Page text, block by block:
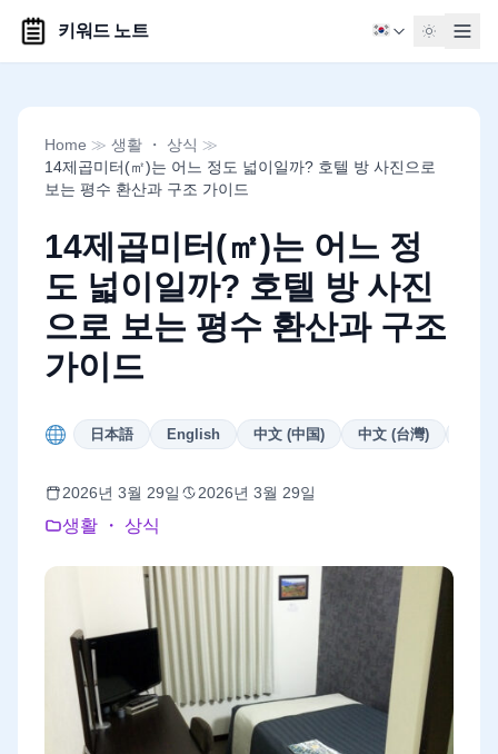
키워드 노트
Home ≫ 생활 ・ 상식 ≫
14제곱미터(㎡)는 어느 정도 넓이일까? 호텔 방 사진으로
보는 평수 환산과 구조 가이드
14제곱미터(㎡)는 어느 정
도 넓이일까? 호텔 방 사진
으로 보는 평수 환산과 구조
가이드
日本語 English 中文 (中国) 中文 (台灣)
2026년 3월 29일 2026년 3월 29일
생활 ・ 상식